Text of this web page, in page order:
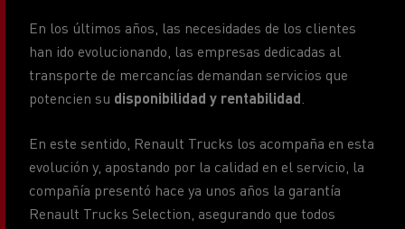
En los últimos años, las necesidades de los clientes
han ido evolucionando, las empresas dedicadas al
transporte de mercancías demandan servicios que
potencien su disponibilidad y rentabilidad
En este sentido, Renault Trucks los acompaña en esta
evolución y, apostando por la calidad en el servicio, la
compañía presentó hace ya unos años la garantía
Renault Trucks Selection, asegurando que todos